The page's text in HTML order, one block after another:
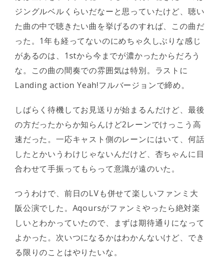
ジングルベルくらいだなーと思っていたけど、聴い
た曲の中で聴きたい曲を挙げるのすれば、この曲だ
った。1年も経ってないのにめちゃ久しぶりな感じ
があるのは、1stから今までが濃かったからだろう
な。この曲の間奏での雰囲気は特別。ラストに
Landing action Yeah!フルバージョンで締め。
しばらく待機してお見送りが始まるんだけど、最後
の方だったからか知らんけど2レーンでけっこう高
速だった。一応キャスト側のレーンにはいて、何話
したとかいうわけじゃないんだけど、杏ちゃんに目
合わせて手振ってもらって意識が遠のいた。
つうわけで、前日のLVも併せて楽しいファンミ大
阪公演でした。Aqoursがファンミやったら絶対楽
しいとわかっていたので、まずは期待通りになって
よかった。次いつになるかはわかんないけど、でき
る限りのことはやりたいな。